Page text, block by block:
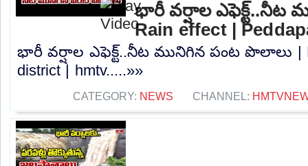
భారీ వర్షాల ఎఫెక్ట్..నీట
Rain effect |
భారీ వర్షాల ఎఫెక్ట్..నీట మునిగిన పంట పొలాలు |
district | hmtv.....»»
CATEGORY: NEWS CHANNEL: